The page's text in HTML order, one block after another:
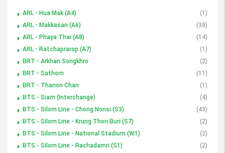
ARL - Hua Mak (A4)
(1)
ARL - Makkasan (A6)
(38)
ARL - Phaya Thai (A8)
(14)
ARL - Ratchaprarop (A7)
(1)
BRT - Arkhan Songkhro
(2)
BRT - Sathorn
(11)
BRT - Thanon Chan
(1)
BTS - Siam (Interchange)
(4)
BTS - Silom Line - Chong Nonsi (S3)
(43)
BTS - Silom Line - Krung Thon Buri (S7)
(2)
BTS - Silom Line - National Stadium (W1)
(2)
BTS - Silom Line - Rachadamri (S1)
(2)